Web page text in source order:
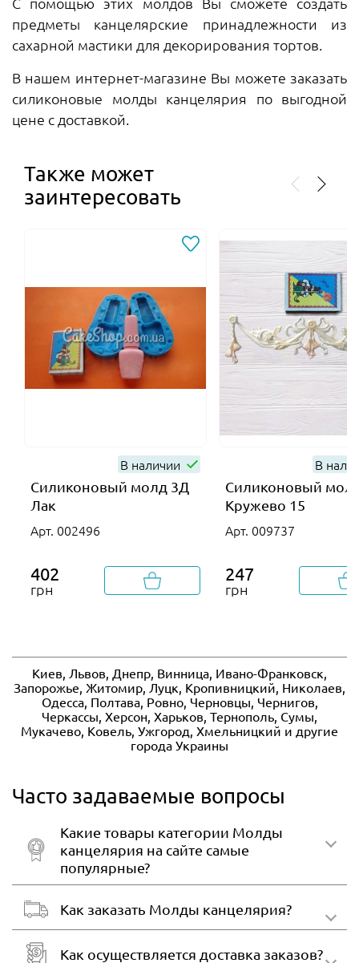
предметы канцелярские принадлежности из
сахарной мастики для декорирования тортов.
В нашем интернет-магазине Вы можете заказать
силиконовые молды канцелярия по выгодной
цене с доставкой.
Также может
заинтересовать
В наличии
Силиконовый молд 3Д
Лак
Арт. 002496
402
грн
В
Силиконовый
Кружево 15
Арт. 009737
247
грн
Киев, Львов, Днепр, Винница, Ивано-Франковск,
Запорожье, Житомир, Луцк, Кропивницкий, Николаев,
Одесса, Полтава, Ровно, Черновцы, Чернигов,
Черкассы, Херсон, Харьков, Тернополь, Сумы,
Мукачево, Ковель, Ужгород, Хмельницкий и другие
города Украины
Часто задаваемые вопросы
Какие товары категории Молды
канцелярия на сайте самые
популярные?
Как заказать Молды канцелярия?
Как осуществляется доставка заказов?